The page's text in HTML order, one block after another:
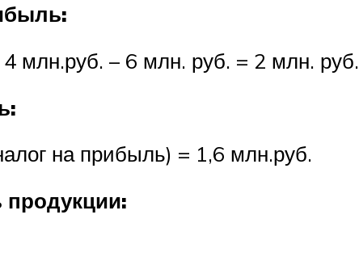
млн.руб. – 6 млн. руб. = 2 млн. руб.
на прибыль) = 1,6 млн.руб.
продукции: